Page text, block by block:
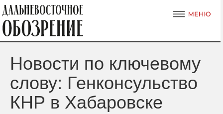
Новости по ключевому
слову: Генконсульство
КНР в Хабаровске